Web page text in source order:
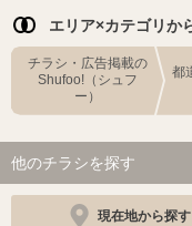
エリア×カテゴリか
チラシ・広告掲載の
Shufoo!（シュフ
ー）
都
他のチラシを探す
現在地から探す